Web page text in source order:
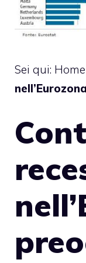
Sei qui: Home